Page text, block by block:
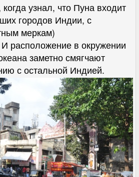
узнал, что Пуна входит
городов Индии, с
меркам)
расположение в окружении
заметно смягчают
с остальной Индией.